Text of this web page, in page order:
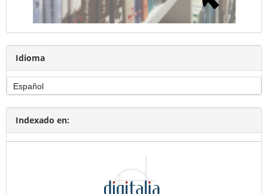
Idioma
Indexado en: